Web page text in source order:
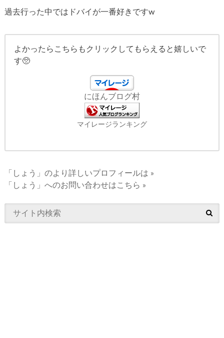
過去行った中ではドバイが一番好きですw
よかったらこちらもクリックしてもらえると嬉しいで
す🥺
にほんブログ村
マイレージランキング
「しょう」のより詳しいプロフィールは »
「しょう」へのお問い合わせはこちら »